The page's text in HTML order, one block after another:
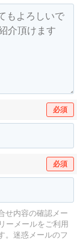
必須
必須
せ内容の確認メー
ーメールをご利用
迷惑メールのフ